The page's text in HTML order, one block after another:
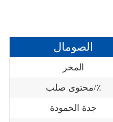
الصومال
المخر
محتوى صلب/٪
جدة الحمودة